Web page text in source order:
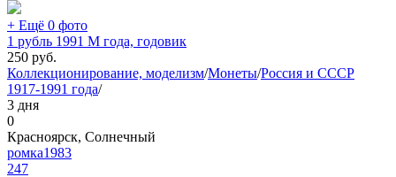
+ Ещё 0 фото
1 рубль 1991 М года, годовик
250 руб.
Коллекционирование, моделизм/Монеты/Россия и СССР
1917-1991 года/
3 дня
0
Красноярск, Солнечный
ромка1983
247